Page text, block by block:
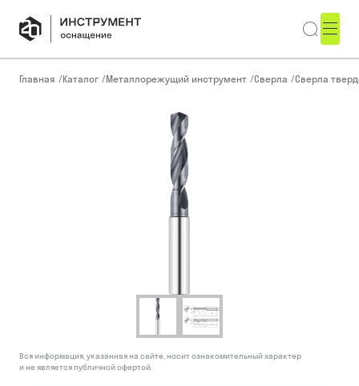
Главная /Каталог /Металлорежущий инструмент /Сверла /Сверла
Вся информация, указанная на сайте, носит ознакомительный характер
и не является публичной офертой.